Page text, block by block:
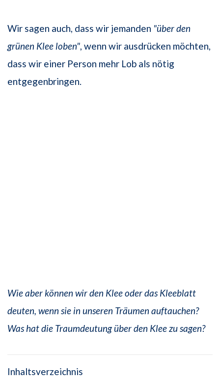
Wir sagen auch, dass wir jemanden "über den
grünen Klee loben", wenn wir ausdrücken möchten,
dass wir einer Person mehr Lob als nötig
entgegenbringen.
Wie aber können wir den Klee oder das Kleeblatt
deuten, wenn sie in unseren Träumen auftauchen?
Was hat die Traumdeutung über den Klee zu sagen?
Inhaltsverzeichnis